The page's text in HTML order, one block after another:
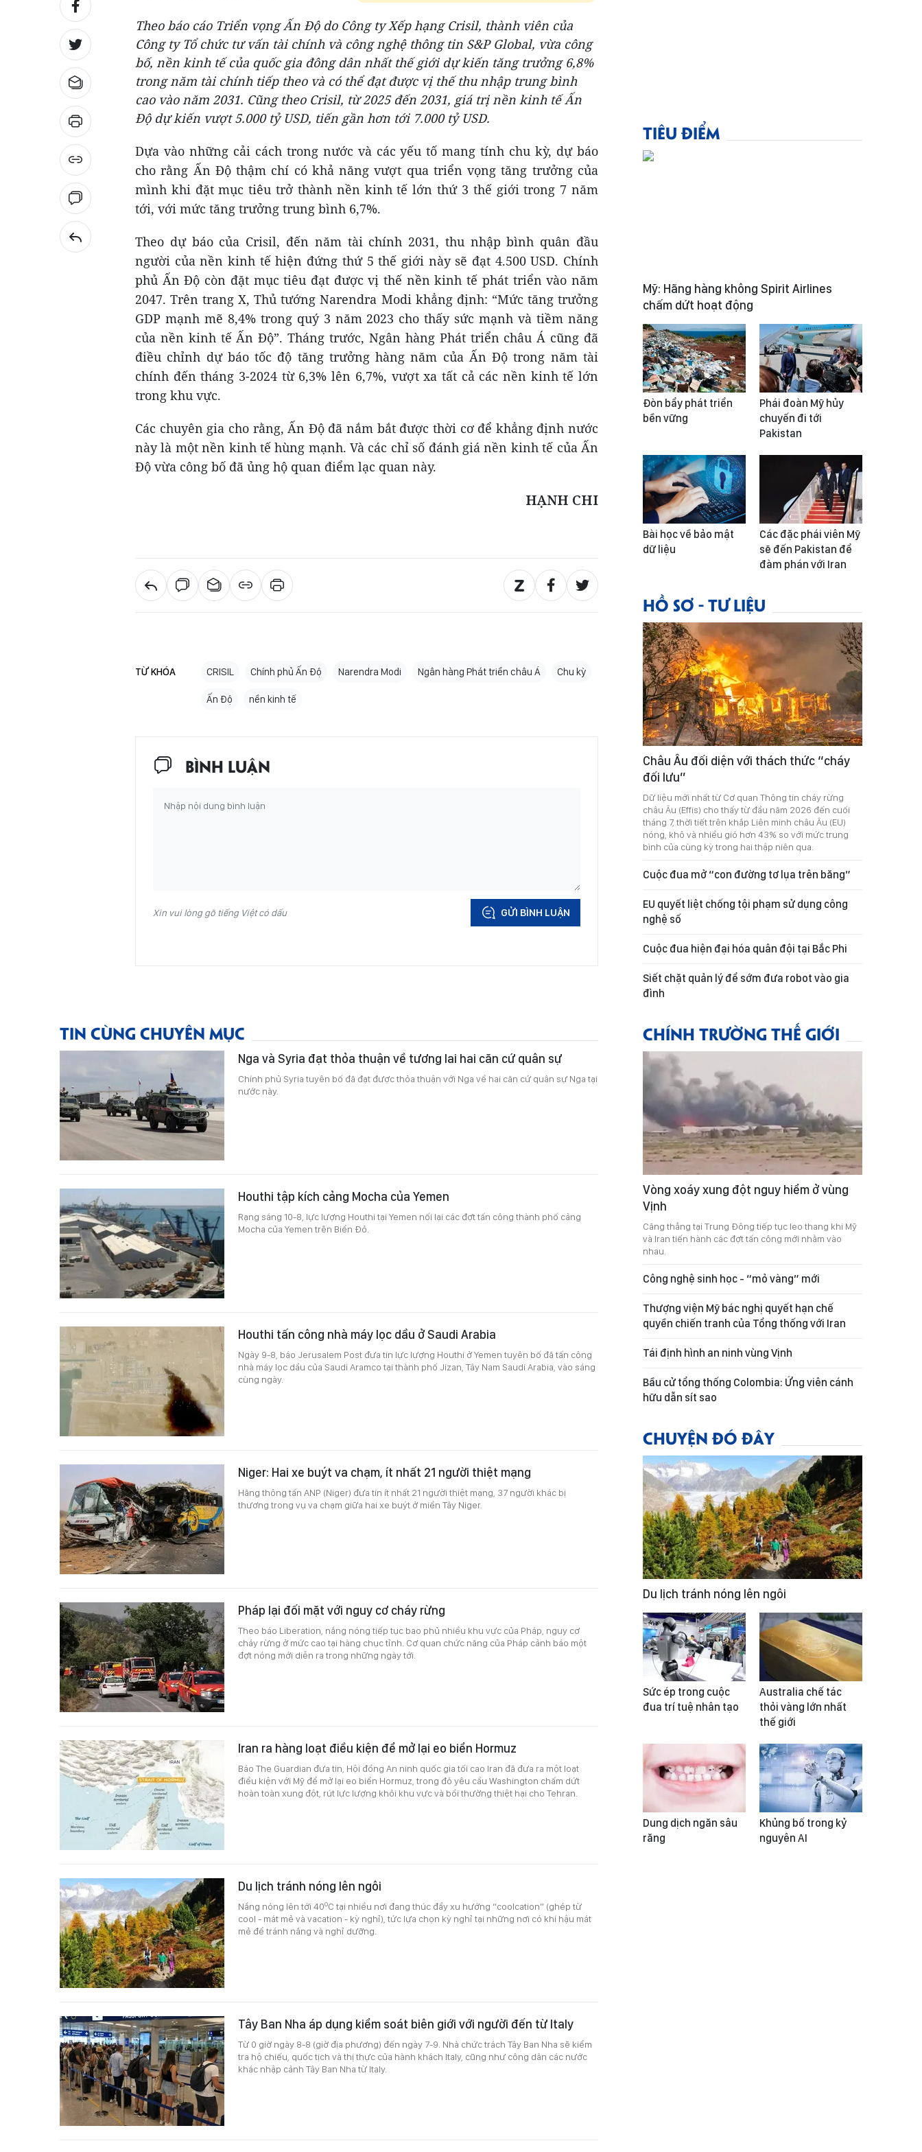
Theo báo cáo Triển vọng Ấn Độ do Công ty Xếp hạng Crisil, thành viên của
Công ty Tổ chức tư vấn tài chính và công nghệ thông tin S&P Global, vừa công
bố, nền kinh tế của quốc gia đông dân nhất thế giới dự kiến tăng trưởng 6,8%
trong năm tài chính tiếp theo và có thể đạt được vị thế thu nhập trung bình
cao vào năm 2031. Cũng theo Crisil, từ 2025 đến 2031, giá trị nền kinh tế Ấn
Độ dự kiến vượt 5.000 tỷ USD, tiến gần hơn tới 7.000 tỷ USD.
Dựa vào những cải cách trong nước và các yếu tố mang tính chu kỳ, dự báo
cho rằng Ấn Độ thậm chí có khả năng vượt qua triển vọng tăng trưởng của
mình khi đặt mục tiêu trở thành nền kinh tế lớn thứ 3 thế giới trong 7 năm
tới, với mức tăng trưởng trung bình 6,7%.
Theo dự báo của Crisil, đến năm tài chính 2031, thu nhập bình quân đầu
người của nền kinh tế hiện đứng thứ 5 thế giới này sẽ đạt 4.500 USD. Chính
phủ Ấn Độ còn đặt mục tiêu đạt được vị thế nền kinh tế phát triển vào năm
2047. Trên trang X, Thủ tướng Narendra Modi khẳng định: “Mức tăng trưởng
GDP mạnh mẽ 8,4% trong quý 3 năm 2023 cho thấy sức mạnh và tiềm năng
của nền kinh tế Ấn Độ”. Tháng trước, Ngân hàng Phát triển châu Á cũng đã
điều chỉnh dự báo tốc độ tăng trưởng hàng năm của Ấn Độ trong năm tài
chính đến tháng 3-2024 từ 6,3% lên 6,7%, vượt xa tất cả các nền kinh tế lớn
trong khu vực.
Các chuyên gia cho rằng, Ấn Độ đã nắm bắt được thời cơ để khẳng định nước
này là một nền kinh tế hùng mạnh. Và các chỉ số đánh giá nền kinh tế của Ấn
Độ vừa công bố đã ủng hộ quan điểm lạc quan này.
HẠNH CHI
TỪ KHÓA CRISIL Chính phủ Ấn Độ Narendra Modi Ngân hàng Phát triển châu Á Chu kỳ
Ấn Độ nền kinh tế
BÌNH LUẬN
Xin vui lòng gõ tiếng Việt có dấu GỬI BÌNH LUẬN
TIN CÙNG CHUYÊN MỤC
Nga và Syria đạt thỏa thuận về tương lai hai căn cứ quân sự
Chính phủ Syria tuyên bố đã đạt được thỏa thuận với Nga về hai căn cứ quân sự Nga tại
nước này.
Houthi tập kích cảng Mocha của Yemen
Rạng sáng 10-8, lực lượng Houthi tại Yemen nối lại các đợt tấn công thành phố cảng
Mocha của Yemen trên Biển Đỏ.
Houthi tấn công nhà máy lọc dầu ở Saudi Arabia
Ngày 9-8, báo Jerusalem Post đưa tin lực lượng Houthi ở Yemen tuyên bố đã tấn công
nhà máy lọc dầu của Saudi Aramco tại thành phố Jizan, Tây Nam Saudi Arabia, vào sáng
cùng ngày.
Niger: Hai xe buýt va chạm, ít nhất 21 người thiệt mạng
Hãng thông tấn ANP (Niger) đưa tin ít nhất 21 người thiệt mạng, 37 người khác bị
thương trong vụ va chạm giữa hai xe buýt ở miền Tây Niger.
Pháp lại đối mặt với nguy cơ cháy rừng
Theo báo Liberation, nắng nóng tiếp tục bao phủ nhiều khu vực của Pháp, nguy cơ
cháy rừng ở mức cao tại hàng chục tỉnh. Cơ quan chức năng của Pháp cảnh báo một
đợt nóng mới diễn ra trong những ngày tới.
Iran ra hàng loạt điều kiện để mở lại eo biển Hormuz
Báo The Guardian đưa tin, Hội đồng An ninh quốc gia tối cao Iran đã đưa ra một loạt
điều kiện với Mỹ để mở lại eo biển Hormuz, trong đó yêu cầu Washington chấm dứt
hoàn toàn xung đột, rút lực lượng khỏi khu vực và bồi thường thiệt hại cho Tehran.
Du lịch tránh nóng lên ngôi
Nắng nóng lên tới 40oC tại nhiều nơi đang thúc đẩy xu hướng “coolcation” (ghép từ
cool - mát mẻ và vacation - kỳ nghỉ), tức lựa chọn kỳ nghỉ tại những nơi có khí hậu mát
mẻ để tránh nắng và nghỉ dưỡng.
Tây Ban Nha áp dụng kiểm soát biên giới với người đến từ Italy
Từ 0 giờ ngày 8-8 (giờ địa phương) đến ngày 7-9. Nhà chức trách Tây Ban Nha sẽ kiểm
tra hộ chiếu, quốc tịch và thị thực của hành khách Italy, cũng như công dân các nước
khác nhập cảnh Tây Ban Nha từ Italy.
TIÊU ĐIỂM
Mỹ: Hãng hàng không Spirit Airlines
chấm dứt hoạt động
Đòn bẩy phát triển
bền vững
Phái đoàn Mỹ hủy
chuyến đi tới
Pakistan
Bài học về bảo mật
dữ liệu
Các đặc phái viên Mỹ
sẽ đến Pakistan để
đàm phán với Iran
HỒ SƠ - TƯ LIỆU
Châu Âu đối diện với thách thức “cháy
đối lưu”
Dữ liệu mới nhất từ Cơ quan Thông tin cháy rừng
châu Âu (Effis) cho thấy từ đầu năm 2026 đến cuối
tháng 7, thời tiết trên khắp Liên minh châu Âu (EU)
nóng, khô và nhiều gió hơn 43% so với mức trung
bình của cùng kỳ trong hai thập niên qua.
Cuộc đua mở “con đường tơ lụa trên băng”
EU quyết liệt chống tội phạm sử dụng công
nghệ số
Cuộc đua hiện đại hóa quân đội tại Bắc Phi
Siết chặt quản lý để sớm đưa robot vào gia
đình
CHÍNH TRƯỜNG THẾ GIỚI
Vòng xoáy xung đột nguy hiểm ở vùng
Vịnh
Căng thẳng tại Trung Đông tiếp tục leo thang khi Mỹ
và Iran tiến hành các đợt tấn công mới nhằm vào
nhau.
Công nghệ sinh học - “mỏ vàng” mới
Thượng viện Mỹ bác nghị quyết hạn chế
quyền chiến tranh của Tổng thống với Iran
Tái định hình an ninh vùng Vịnh
Bầu cử tổng thống Colombia: Ứng viên cánh
hữu dẫn sít sao
CHUYỆN ĐÓ ĐÂY
Du lịch tránh nóng lên ngôi
Sức ép trong cuộc
đua trí tuệ nhân tạo
Australia chế tác
thỏi vàng lớn nhất
thế giới
Dung dịch ngăn sâu
răng
Khủng bố trong kỷ
nguyên AI